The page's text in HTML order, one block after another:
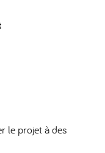
le projet à des